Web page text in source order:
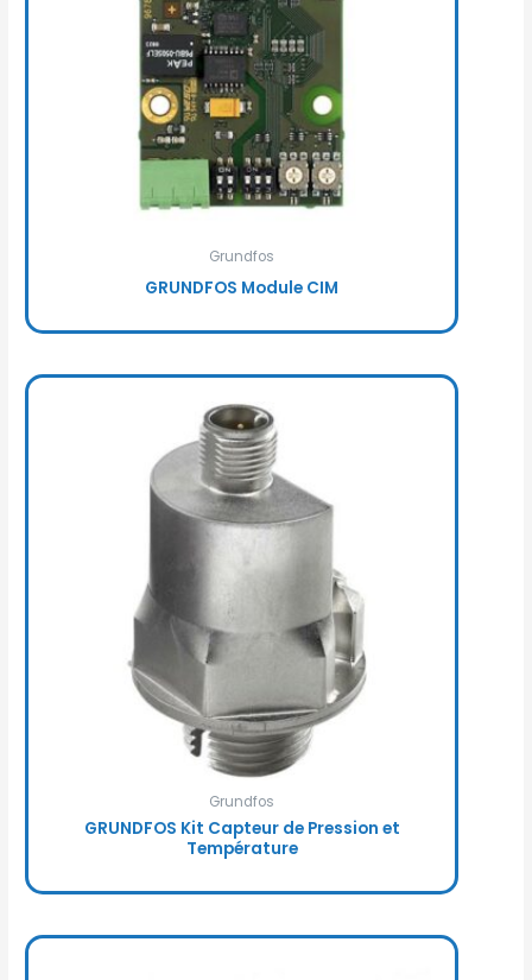
Grundfos
GRUNDFOS Module CIM
Grundfos
GRUNDFOS Kit Capteur de Pression et
Température